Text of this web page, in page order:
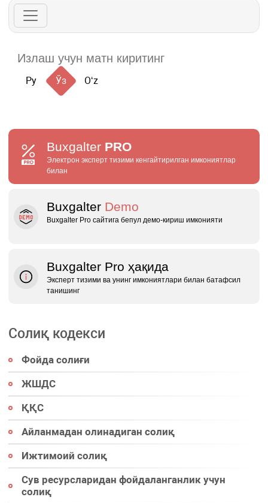
Ру Ўз Oʻz
Buxgalter PRO
Электрон эксперт тизими кенгайтирилган имкониятлар
билан
Buxgalter Demo
Buxgalter Pro сайтига бепул демо‑кириш имконияти
Buxgalter Pro ҳақида
Эксперт тизими ва унинг имкониятлари билан батафсил
танишинг
Солиқ кодекси
Фойда солиғи
ЖШДС
ҚҚС
Айланмадан олинадиган солиқ
Ижтимоий солиқ
Сув ресурсларидан фойдаланганлик учун
солиқ